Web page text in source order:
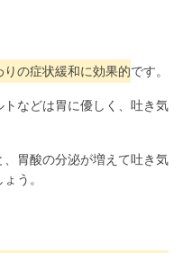
の症状緩和に効果的です。
などは胃に優しく、吐き気
胃酸の分泌が増えて吐き気
う。